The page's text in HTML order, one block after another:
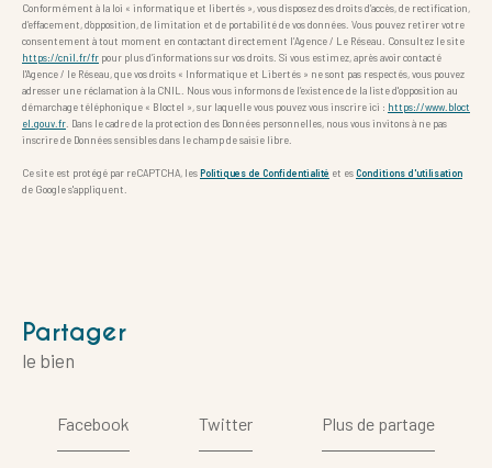
Conformément à la loi « informatique et libertés », vous disposez des droits d’accès, de rectification,
d’effacement, d’opposition, de limitation et de portabilité de vos données. Vous pouvez retirer votre
consentement à tout moment en contactant directement l’Agence / Le Réseau. Consultez le site
https://cnil.fr/fr pour plus d’informations sur vos droits. Si vous estimez, après avoir contacté
l'Agence / le Réseau, que vos droits « Informatique et Libertés » ne sont pas respectés, vous pouvez
adresser une réclamation à la CNIL. Nous vous informons de l’existence de la liste d'opposition au
démarchage téléphonique « Bloctel », sur laquelle vous pouvez vous inscrire ici : https://www.bloct
el.gouv.fr . Dans le cadre de la protection des Données personnelles, nous vous invitons à ne pas
inscrire de Données sensibles dans le champ de saisie libre.
Ce site est protégé par reCAPTCHA, lesPolitiques de Confidentialité et esConditions d'utilisation
de Google s'appliquent.
partager
le bien
Facebook Twitter Plus de partage